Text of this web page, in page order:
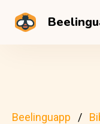
Beelinguapp